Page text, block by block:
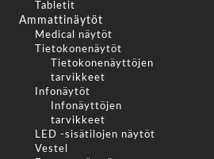
Tabletit
Ammattinäytöt
Medical näytöt
Tietokonenäytöt
Tietokonenäyttöjen
tarvikkeet
Infonäytöt
Infonäyttöjen
tarvikkeet
LED -sisätilojen näytöt
Vestel